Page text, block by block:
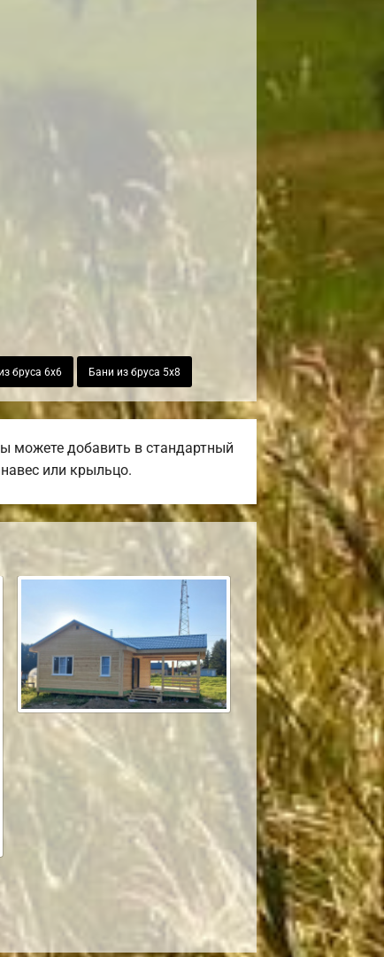
бруса 6х6 Бани из бруса 5х8
можете добавить в стандартный
или крыльцо.